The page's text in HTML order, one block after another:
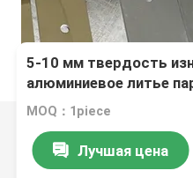
5-10 мм твердость
алюминиевое литье
пластины
MOQ：1piece
Лучшая цена